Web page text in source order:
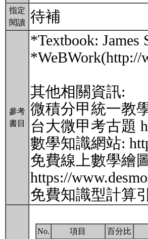
指定
閱讀 待補
參考
書目
*Textbook: James
*WeBWork(http://
其他相關資訊:
微積分甲統一教
台大微甲考古題
數學知識網站:
免費線上數學繪
https://
免費知識型計算
No. 項目
百分比